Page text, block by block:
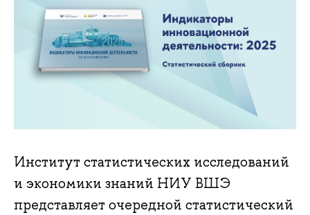
Институт статистических исследований
и экономики знаний НИУ ВШЭ
представляет очередной статистический